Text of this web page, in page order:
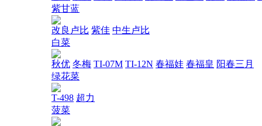
紫甘蓝
改良卢比 紫佳 中生卢比
白菜
秋优 冬梅 TI-07M TI-12N 春福娃 春福皇 阳春三月
绿花菜
T-498 超力
菠菜